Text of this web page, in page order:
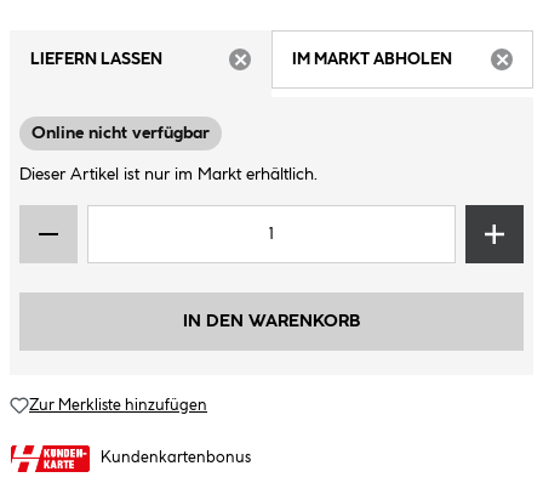
LIEFERN LASSEN
IM MARKT ABHOLEN
Online nicht verfügbar
Dieser Artikel ist nur im Markt erhältlich.
IN DEN WARENKORB
Zur Merkliste hinzufügen
Kundenkartenbonus